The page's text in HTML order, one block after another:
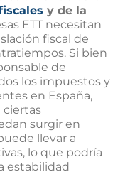
y de la
ETT necesitan
fiscal de
Si bien
de
los impuestos y
en España,
ciertas
surgir en
llevar a
lo que podría
estabilidad